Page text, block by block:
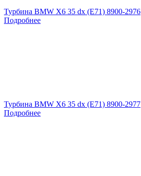
Турбина BMW X6 35 dx (E71) 8900-2976
Подробнее
Турбина BMW X6 35 dx (E71) 8900-2977
Подробнее